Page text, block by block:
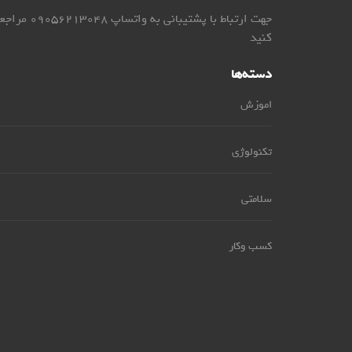
جهت ارتباط با پشتیبانی به واتساپ
کنید
دسته‌ها
اموزش
تکنولوژی
سلامتی
کسب وکار